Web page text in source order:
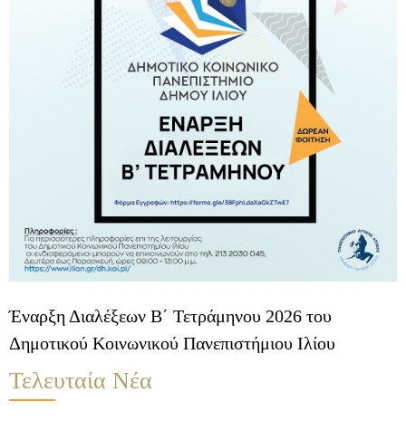
Έναρξη Διαλέξεων B΄ Τετράμηνου 2026 του
Δημοτικού Κοινωνικού Πανεπιστήμιου Ιλίου
Τελευταία Νέα